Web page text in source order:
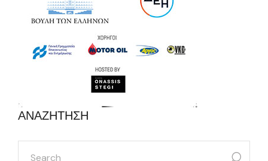
ΑΝΑΖΗΤΗΣΗ
search
for: